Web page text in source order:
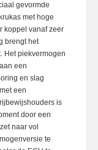
gevormde
met hoge
koppel vanaf zeer
brengt het
Het piekvermogen
een
en slag
een
is
door een
naar vol
te